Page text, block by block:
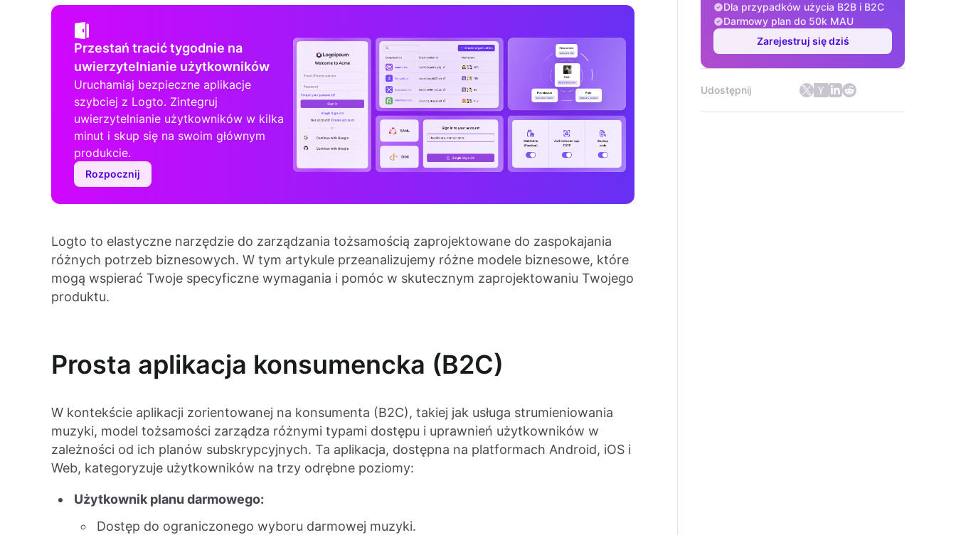
Przestań tracić tygodnie na
uwierzytelnianie użytkowników
Uruchamiaj bezpieczne aplikacje
szybciej z Logto. Zintegruj
uwierzytelnianie użytkowników w kilka
minut i skup się na swoim głównym
produkcie.
Rozpocznij
Logto to elastyczne narzędzie do zarządzania tożsamością zaprojektowane do zaspokajania
różnych potrzeb biznesowych. W tym artykule przeanalizujemy różne modele biznesowe, które
mogą wspierać Twoje specyficzne wymagania i pomóc w skutecznym zaprojektowaniu Twojego
produktu.
Prosta aplikacja konsumencka (B2C)
W kontekście aplikacji zorientowanej na konsumenta (B2C), takiej jak usługa strumieniowania
muzyki, model tożsamości zarządza różnymi typami dostępu i uprawnień użytkowników w
zależności od ich planów subskrypcyjnych. Ta aplikacja, dostępna na platformach Android, iOS i
Web, kategoryzuje użytkowników na trzy odrębne poziomy:
Użytkownik planu darmowego:
Dostęp do ograniczonego wyboru darmowej muzyki.
Dla przypadków użycia B2B i B2C
Darmowy plan do 50k MAU
Zarejestruj się dziś
Udostępnij